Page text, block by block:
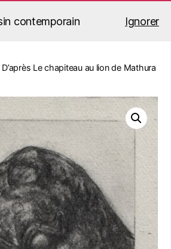
contemporain Ignorer
Le Corvaisier
D’après Le chapiteau au lion de Mathura